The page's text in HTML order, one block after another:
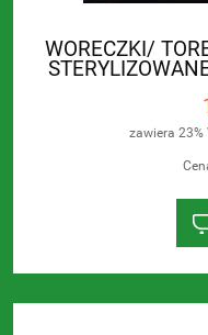
WORECZKI/
zawiera 23%